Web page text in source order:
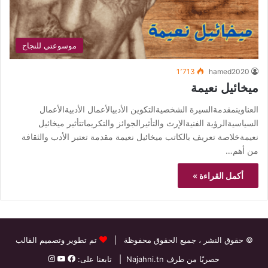
موسوعتي للنجاح
hamed2020 1٬713
ميخائيل نعيمة
العناوينمقدمةالسيرة الشخصيةالتكوين الأدبيالأعمال الأدبيةالأعمال
السياسيةالرؤية الفنيةالإرث والتأثيرالجوائز والتكريماتتأثير ميخائيل
نعيمةخلاصة تعريف بالكاتب ميخائيل نعيمة مقدمة تعتبر الأدب والثقافة
من أهم…
أكمل القراءة »
© حقوق النشر ، جميع الحقوق محفوظة |
تم تطوير وتصميم القالب
حصريًا من طرف Najahni.tn | تابعنا على: